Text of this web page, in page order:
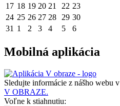
17 18 19 20 21 22 23
24 25 26 27 28 29 30
31 1 2 3 4 5 6
Mobilná aplikácia
Sledujte informácie z nášho webu v
V OBRAZE.
Voľne k stiahnutiu: